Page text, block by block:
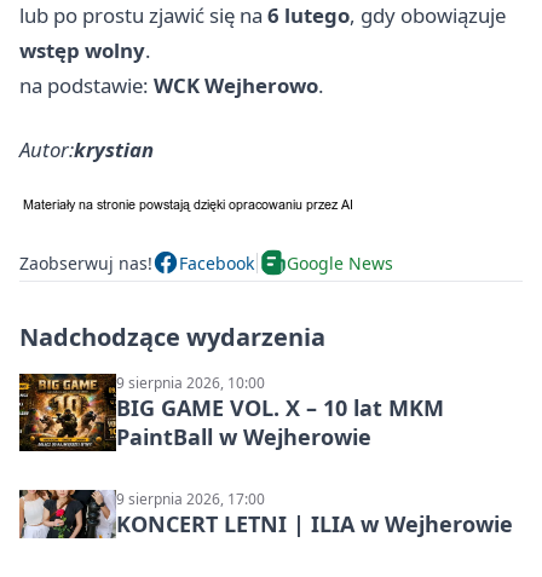
lub po prostu zjawić się na 6 lutego, gdy obowiązuje
wstęp wolny.
na podstawie: WCK Wejherowo.
Autor:krystian
Zaobserwuj nas! Facebook Google News
Nadchodzące wydarzenia
9 sierpnia 2026, 10:00
BIG GAME VOL. X – 10 lat MKM
PaintBall w Wejherowie
9 sierpnia 2026, 17:00
KONCERT LETNI | ILIA w Wejherowie